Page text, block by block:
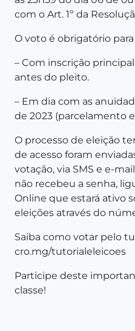
com o Art. 1º da
O voto é obrigatório
– Com inscrição
antes do pleito.
– Em dia com as
de 2023 (parcelamento
O processo de eleição
de acesso foram
votação, via SMS e e-
não recebeu a senha,
Online que estará ativo
eleições através do
Saiba como votar pelo
cro.mg/tutorialeleicoes
Participe deste
classe!